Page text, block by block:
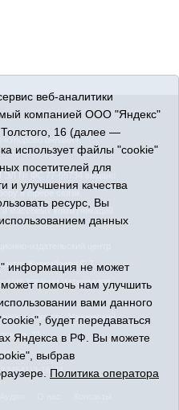
«Упорово онлайн».
ЭЛ № ФС 77-65734 выдано
в сфере связи,
массовых коммуникаций
Кузембаева С.Т.
материалов
область, Упоровский
31
16-44
веб-аналитики
компанией ООО "Яндекс"
16 (далее —
использует файлы "cookie"
посетителей для
и улучшения качества
ресурс, Вы
данных
информация не может
помочь нам улучшить
вами данного
будет передаваться
Яндекса в РФ. Вы можете
выбрав
Политика оператора